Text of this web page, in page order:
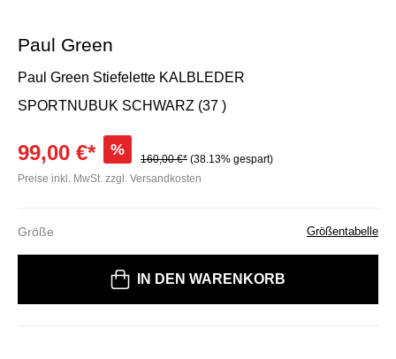
Paul Green
Paul Green Stiefelette KALBLEDER
SPORTNUBUK SCHWARZ (37 )
99,00 €* %
160,00 €* (38.13% gespart)
Preise inkl. MwSt. zzgl. Versandkosten
Größe Größentabelle
IN DEN WARENKORB